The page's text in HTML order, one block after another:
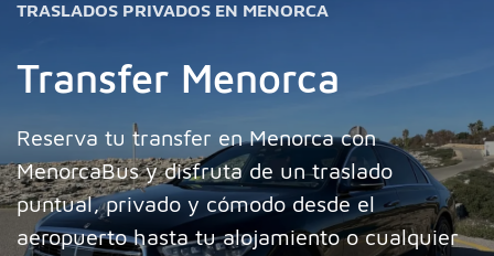
TRASLADOS PRIVADOS EN MENORCA
Transfer Menorca
Reserva tu transfer en Menorca con
MenorcaBus y disfruta de un traslado
puntual, privado y cómodo desde el
aeropuerto hasta tu alojamiento o cualquier